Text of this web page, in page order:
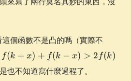
個函數不是凸的嗎（實際不
f(k+x)
+ f(k-
x) >
f(k + x) + f(k − x) > 2 f(k)
也不知道寫什麼過程了。